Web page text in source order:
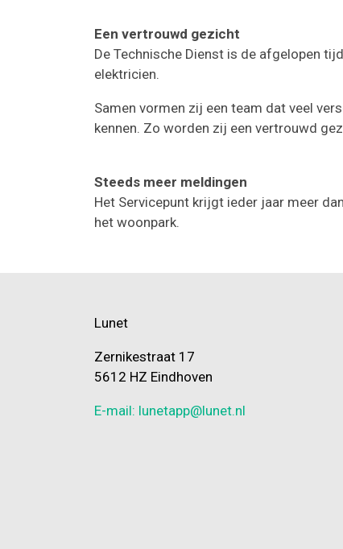
Een vertrouwd gezicht
De Technische Dienst is de afgelopen
elektricien.
Samen vormen zij een team dat veel
kennen. Zo worden zij een vertrouwd
Steeds meer meldingen
Het Servicepunt krijgt ieder jaar meer
het woonpark.
Lunet
Zernikestraat 17
5612 HZ Eindhoven
E-mail: lunetapp@lunet.nl